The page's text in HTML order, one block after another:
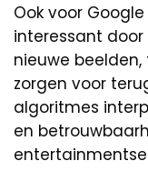
Ook voor
interessant
nieuwe
zorgen voor
algoritmes
en